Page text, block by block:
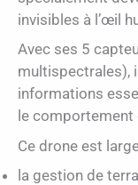
invisibles à l’œil
Avec ses 5
multispectrales),
informations
le
Ce drone est
la gestion de